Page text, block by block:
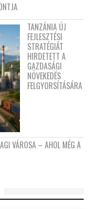
TANZÁNIA ÚJ
FEJLESZTÉSI
STRATÉGIÁT
HIRDETETT A
GAZDASÁGI
NÖVEKEDÉS
FELGYORSÍTÁSÁRA
VÁROSA – AHOL MÉG A